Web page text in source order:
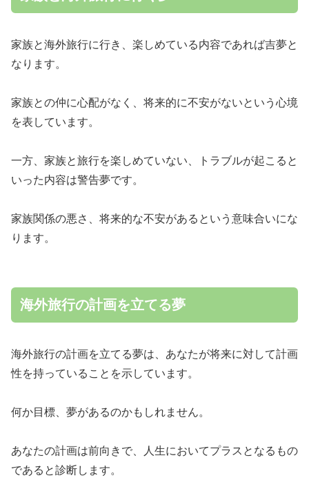
家族と海外旅行に行き、楽しめている内容であれば吉夢と
なります。
家族との仲に心配がなく、将来的に不安がないという心境
を表しています。
一方、家族と旅行を楽しめていない、トラブルが起こると
いった内容は警告夢です。
家族関係の悪さ、将来的な不安があるという意味合いにな
ります。
海外旅行の計画を立てる夢
海外旅行の計画を立てる夢は、あなたが将来に対して計画
性を持っていることを示しています。
何か目標、夢があるのかもしれません。
あなたの計画は前向きで、人生においてプラスとなるもの
であると診断します。